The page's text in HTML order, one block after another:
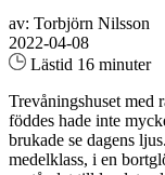
av: Torbjörn Nilsson
2022-04-08
Lästid 16 minuter
Trevåningshuset med
föddes hade inte
brukade se dagens
medelklass, i en